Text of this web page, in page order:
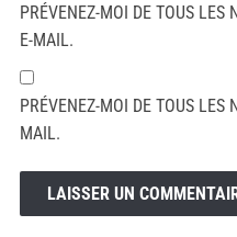
PRÉVENEZ-MOI DE TOUS LES
E-MAIL.
PRÉVENEZ-MOI DE TOUS LES
MAIL.